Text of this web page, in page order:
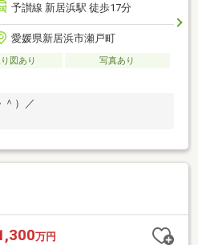
予讃線 新居浜駅 徒歩17分
愛媛県新居浜市瀬戸町
図あり
写真あり
＾）／
万円